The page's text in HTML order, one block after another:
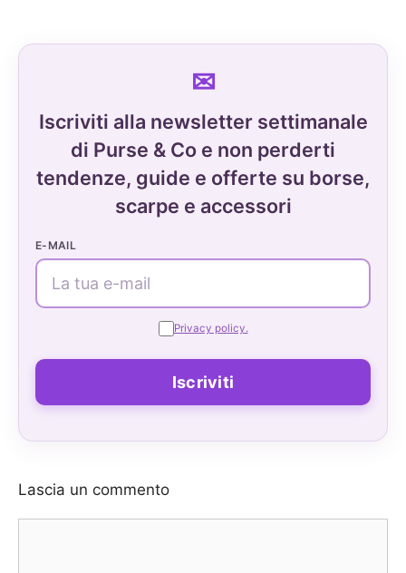
Iscriviti alla newsletter settimanale
di Purse & Co e non perderti
tendenze, guide e offerte su borse,
scarpe e accessori
E-MAIL
Privacy policy.
Lascia un commento